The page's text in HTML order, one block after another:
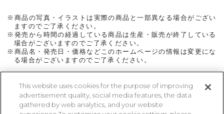
※商品の写真・イラストは実際の商品と一部異なる場合がござい
ますのでご了承ください。
※発売から時間の経過している商品は生産・販売が終了している
場合がございますのでご了承ください。
※商品名・発売日・価格などこのホームページの情報は変更にな
る場合がございますのでご了承ください。
ページトップに戻る
This website uses cookies for the purpose of improving
advertisement quality, social media features, the data
gathered by web analytics, and your website